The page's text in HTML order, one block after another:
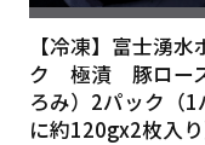
【冷凍】富士湧水
ク 極漬 豚ロー
ろみ）2パック（1
に約120gx2枚入り